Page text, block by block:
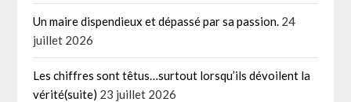
Un maire dispendieux et dépassé par sa passion. 24
juillet 2026
Les chiffres sont têtus…surtout lorsqu’ils dévoilent la
vérité(suite) 23 juillet 2026